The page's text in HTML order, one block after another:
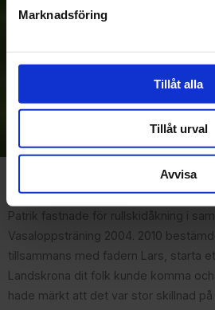
Marknadsföring
Tillåt alla
Tillåt urval
Avvisa
Anmäl dig till vårt
Prenumerera
Dina personuppgifter behandlas i
Patrik fastnade för rullskidåkning i
Vasaloppsträning 2004. 2010
tillsammans med fadern Lars, starta
Landskrona dit folk kunde komma
hade märkt att det var stor skillnad på